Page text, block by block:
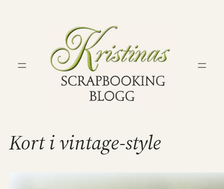
Kort i vintage-style